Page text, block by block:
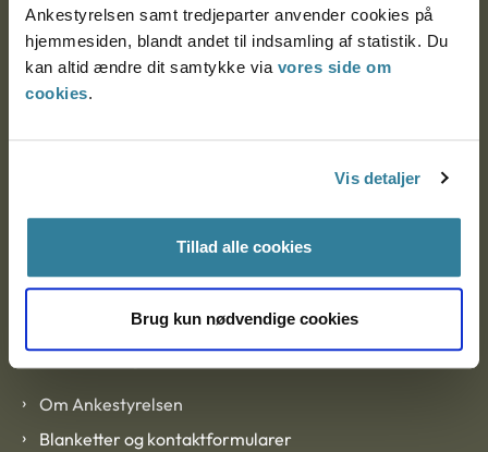
Ankestyrelsen samt tredjeparter anvender cookies på
hjemmesiden, blandt andet til indsamling af statistik. Du
kan altid ændre dit samtykke via vores side om
cookies.
Vis detaljer
Tillad alle cookies
Brug kun nødvendige cookies
9000 Aalborg
Ankestyrelsen Aalborg
EAN: 57 98 000 35 48 21
CVR: 1007 4002
Om Ankestyrelsen
Om Ankestyrelsen
Blanketter og kontaktformularer